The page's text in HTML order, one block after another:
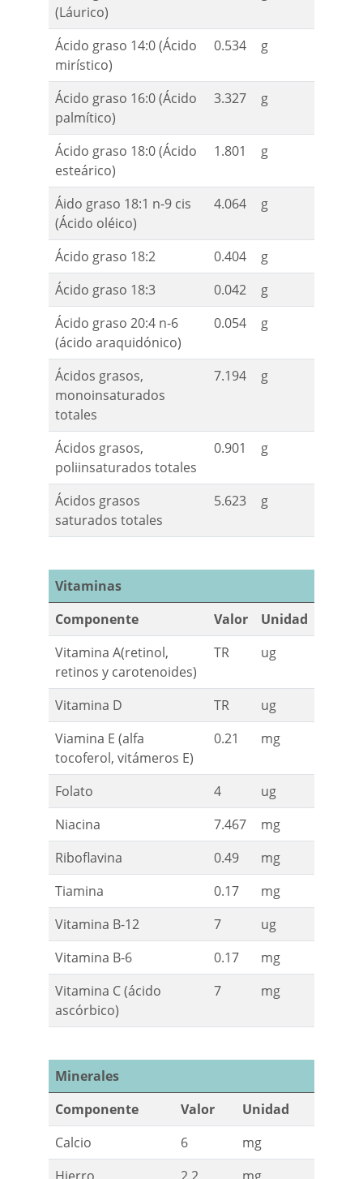
(Láurico)
Ácido graso 14:0 (Ácido
mirístico)
0.534 g
Ácido graso 16:0 (Ácido
palmítico)
3.327 g
Ácido graso 18:0 (Ácido
esteárico)
1.801 g
Áido graso 18:1 n-9 cis
(Ácido oléico)
4.064 g
Ácido graso 18:2 0.404
g
Ácido graso 18:3
0.042
g
Ácido graso 20:4 n-6
(ácido araquidónico)
0.054 g
Ácidos grasos,
monoinsaturados
totales
7.194 g
Ácidos grasos,
poliinsaturados totales
0.901 g
Ácidos grasos
saturados totales
5.623 g
Vitaminas
Componente
Valor
Unidad
Vitamina A(retinol,
retinos y carotenoides)
TR ug
Vitamina D TR
ug
Viamina E (alfa
tocoferol, vitámeros E)
0.21 mg
Folato 4
ug
Niacina
7.467
mg
Riboflavina
0.49
mg
Tiamina
0.17
mg
Vitamina B-12
7
ug
Vitamina B-6
0.17
mg
Vitamina C (ácido
ascórbico)
7 mg
Minerales
Componente
Valor
Unidad
Calcio
6
mg